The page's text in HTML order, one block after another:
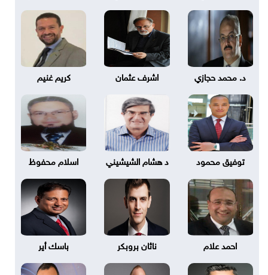
د. محمد حجازي اشرف عثمان كريم غنيم
توفيق محمود د هشام الشيشيني اسلام محفوظ
احمد علام ناثان بروبكر باسك أير